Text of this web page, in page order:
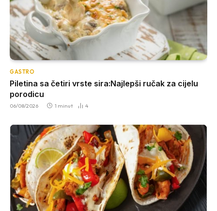
GASTRO
Piletina sa četiri vrste sira:Najlepši ručak za cijelu
porodicu
06/08/2026 1 minut 4